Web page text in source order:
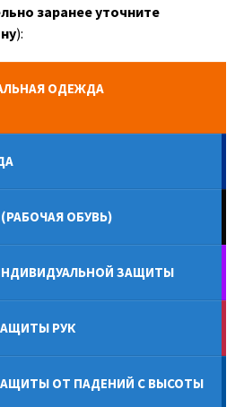
заранее уточните
):
ОДЕЖДА
ОБУВЬ)
ЗАЩИТЫ
РУК
ОТ ПАДЕНИЙ С ВЫСОТЫ